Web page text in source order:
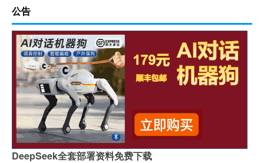
公告
DeepSeek全套部署资料免费下载